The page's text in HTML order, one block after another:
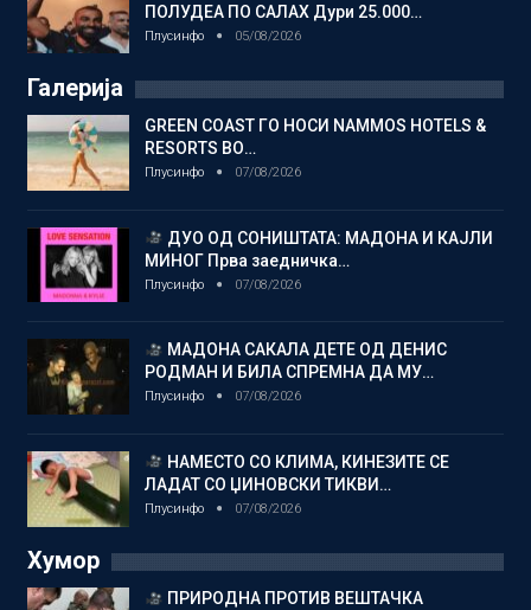
ПОЛУДЕА ПО САЛАХ Дури 25.000…
Плусинфо 05/08/2026
Галерија
GREEN COAST ГО НОСИ NAMMOS HOTELS &
RESORTS ВО…
Плусинфо 07/08/2026
ДУО ОД СОНИШТАТА: МАДОНА И КАЈЛИ
МИНОГ Прва заедничка…
Плусинфо 07/08/2026
МАДОНА САКАЛА ДЕТЕ ОД ДЕНИС
РОДМАН И БИЛА СПРЕМНА ДА МУ…
Плусинфо 07/08/2026
НАМЕСТО СО КЛИМА, КИНЕЗИТЕ СЕ
ЛАДАТ СО ЏИНОВСКИ ТИКВИ…
Плусинфо 07/08/2026
Хумор
ПРИРОДНА ПРОТИВ ВЕШТАЧКА